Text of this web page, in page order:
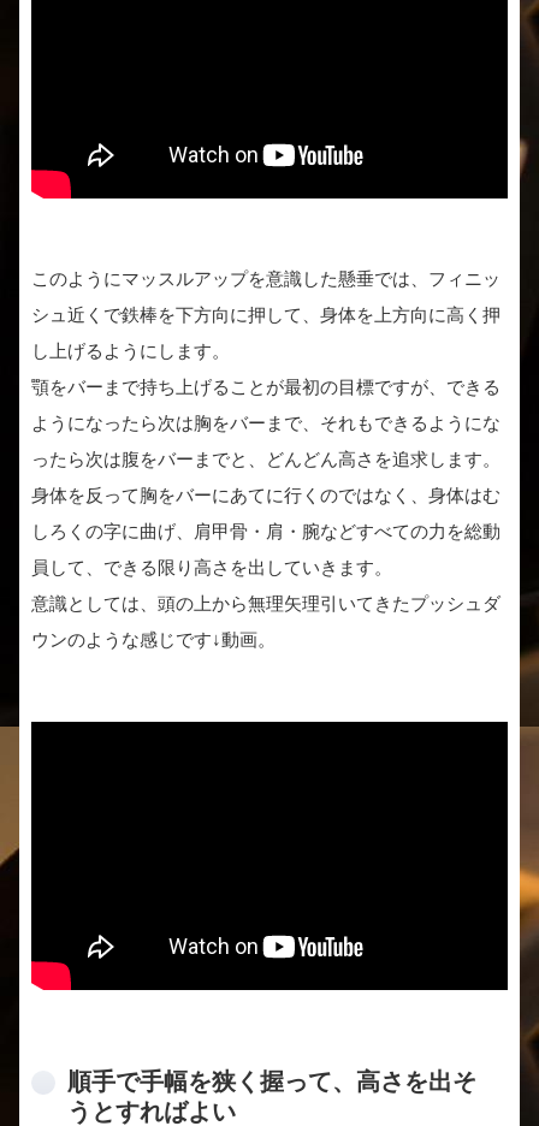
このようにマッスルアップを意識した懸垂では、フィニッ
シュ近くで鉄棒を下方向に押して、身体を上方向に高く押
し上げるようにします。
顎をバーまで持ち上げることが最初の目標ですが、できる
ようになったら次は胸をバーまで、それもできるようにな
ったら次は腹をバーまでと、どんどん高さを追求します。
身体を反って胸をバーにあてに行くのではなく、身体はむ
しろくの字に曲げ、肩甲骨・肩・腕などすべての力を総動
員して、できる限り高さを出していきます。
意識としては、頭の上から無理矢理引いてきたプッシュダ
ウンのような感じです↓動画。
順手で手幅を狭く握って、高さを出そ
うとすればよい